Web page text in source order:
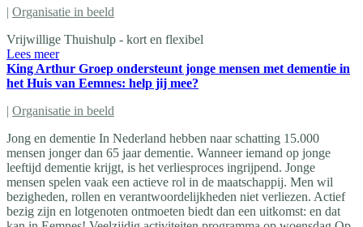
| Organisatie in beeld
Vrijwillige Thuishulp - kort en flexibel
Lees meer
King Arthur Groep ondersteunt jonge mensen met dementie in
het Huis van Eemnes: help jij mee?
| Organisatie in beeld
Jong en dementie In Nederland hebben naar schatting 15.000
mensen jonger dan 65 jaar dementie. Wanneer iemand op jonge
leeftijd dementie krijgt, is het verliesproces ingrijpend. Jonge
mensen spelen vaak een actieve rol in de maatschappij. Men wil
bezigheden, rollen en verantwoordelijkheden niet verliezen. Actief
bezig zijn en lotgenoten ontmoeten biedt dan een uitkomst: en dat